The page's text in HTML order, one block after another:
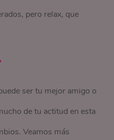
pero relax, que
ser tu mejor amigo o
de tu actitud en esta
Veamos más